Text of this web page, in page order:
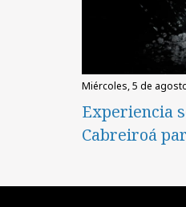
miércoles, 5 de
Experiencia
Cabreiroá